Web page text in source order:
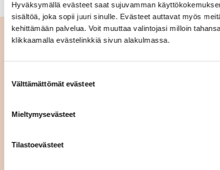
Hyväksymällä evästeet saat sujuvamman
sisältöä, joka sopii juuri sinulle. Evästeet auttavat myös
kehittämään palvelua. Voit muuttaa valintojasi milloin
klikkaamalla evästelinkkiä sivun alakulmassa.
Välttämättömät evästeet
Mieltymysevästeet
Tilastoevästeet
Lue seuraavaksi
Istuminen kuormittaa myös
lisää liikettä
normaalin arjen